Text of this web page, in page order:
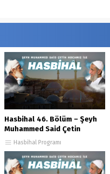
Hasbihal 46. Bölüm – Şeyh
Muhammed Said Çetin
Hasbihal Programı